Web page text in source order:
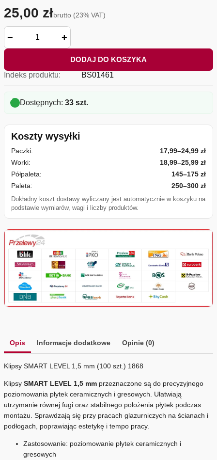
25,00 złbrutto (23% VAT)
− +
DODAJ DO KOSZYKA
Indeks produktu:
BS01461
Dostępnych: 33 szt.
Koszty wysyłki
Paczki:
17,99–24,99 zł
Worki:
18,99–25,99 zł
Półpaleta:
145–175 zł
Paleta:
250–300 zł
Dokładny koszt dostawy wyliczany jest automatycznie w koszyku na
podstawie wymiarów, wagi i liczby produktów.
Opis Informacje dodatkowe Opinie (0)
Klipsy SMART LEVEL 1,5 mm (100 szt.) 1868
Klipsy SMART LEVEL 1,5 mm przeznaczone są do precyzyjnego
poziomowania płytek ceramicznych i gresowych. Ułatwiają
utrzymanie równej fugi oraz stabilnego położenia płytek podczas
montażu. Sprawdzają się przy pracach glazurniczych na ścianach i
podłogach, poprawiając estetykę i tempo pracy.
Zastosowanie: poziomowanie płytek ceramicznych i
gresowych